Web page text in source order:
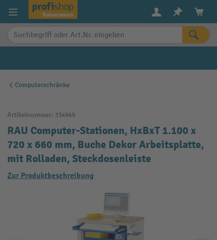
springen
Computerschränke
Artikelnummer: 334949
RAU Computer-Stationen, HxBxT 1.100 x
720 x 660 mm, Buche Dekor Arbeitsplatte,
mit Rolladen, Steckdosenleiste
Zur Produktbeschreibung